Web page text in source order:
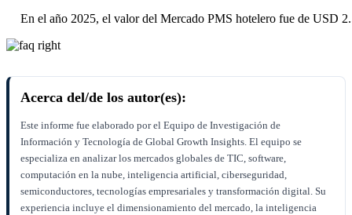
En el año 2025, el valor del Mercado PMS hotelero fue de USD
Acerca del/de los autor(es):
Este informe fue elaborado por el Equipo de Investigación de
Información y Tecnología de Global Growth Insights. El equipo se
especializa en analizar los mercados globales de TIC, software,
computación en la nube, inteligencia artificial, ciberseguridad,
semiconductores, tecnologías empresariales y transformación digital. Su
experiencia incluye el dimensionamiento del mercado, la inteligencia